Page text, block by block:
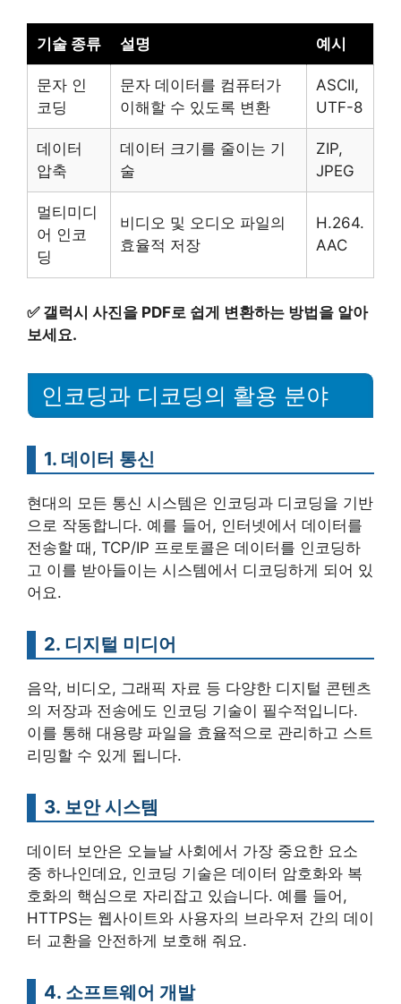
기술 종류 설명 예시
문자 인
코딩
문자 데이터를 컴퓨터가
이해할 수 있도록 변환
ASCII,
UTF-8
데이터
압축
데이터 크기를 줄이는 기
술
ZIP,
JPEG
멀티미디
어 인코
딩
비디오 및 오디오 파일의
효율적 저장
H.264.
AAC
✅ 갤럭시 사진을 PDF로 쉽게 변환하는 방법을 알아
보세요.
인코딩과 디코딩의 활용 분야
1. 데이터 통신
현대의 모든 통신 시스템은 인코딩과 디코딩을 기반
으로 작동합니다. 예를 들어, 인터넷에서 데이터를
전송할 때, TCP/IP 프로토콜은 데이터를 인코딩하
고 이를 받아들이는 시스템에서 디코딩하게 되어 있
어요.
2. 디지털 미디어
음악, 비디오, 그래픽 자료 등 다양한 디지털 콘텐츠
의 저장과 전송에도 인코딩 기술이 필수적입니다.
이를 통해 대용량 파일을 효율적으로 관리하고 스트
리밍할 수 있게 됩니다.
3. 보안 시스템
데이터 보안은 오늘날 사회에서 가장 중요한 요소
중 하나인데요, 인코딩 기술은 데이터 암호화와 복
호화의 핵심으로 자리잡고 있습니다. 예를 들어,
HTTPS는 웹사이트와 사용자의 브라우저 간의 데이
터 교환을 안전하게 보호해 줘요.
4. 소프트웨어 개발